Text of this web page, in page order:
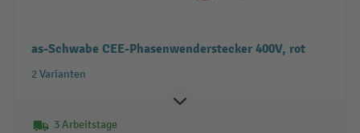
as-Schwabe CEE-Phasenwenderstecker 400V, rot
2 Varianten
3 Arbeitstage